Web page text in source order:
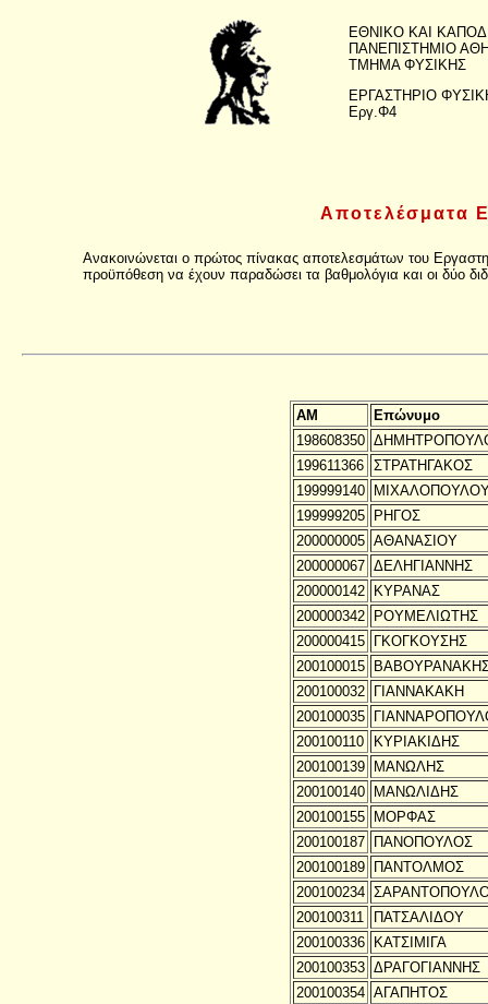
ΕΘΝΙΚΟ ΚΑΙ
ΠΑΝΕΠΙΣΤΗΜΙΟ
ΤΜΗΜΑ ΦΥΣΙΚΗΣ
ΕΡΓΑΣΤΗΡΙΟ
Εργ.Φ4
Αποτελέσματα
Ανακοινώνεται ο πρώτος πίνακας αποτελεσμάτων του
προϋπόθεση να έχουν παραδώσει τα βαθμολόγια και οι δύο
ΑΜ
Επώνυμο
198608350
199611366
ΣΤΡΑΤΗΓΑΚΟΣ
199999140
199999205
ΡΗΓΟΣ
200000005 ΑΘΑΝΑΣΙΟΥ
200000067 ΔΕΛΗΓΙΑΝΝΗΣ
200000142
ΚΥΡΑΝΑΣ
200000342
ΡΟΥΜΕΛΙΩΤΗΣ
200000415
ΓΚΟΓΚΟΥΣΗΣ
200100015
200100032
ΓΙΑΝΝΑΚΑΚΗ
200100035
200100110
ΚΥΡΙΑΚΙΔΗΣ
200100139
ΜΑΝΩΛΗΣ
200100140
ΜΑΝΩΛΙΔΗΣ
200100155
ΜΟΡΦΑΣ
200100187
ΠΑΝΟΠΟΥΛΟΣ
200100189
ΠΑΝΤΟΛΜΟΣ
200100234
200100311
ΠΑΤΣΑΛΙΔΟΥ
200100336
ΚΑΤΣΙΜΙΓΑ
200100353 ΔΡΑΓΟΓΙΑΝΝΗΣ
200100354 ΑΓΑΠΗΤΟΣ